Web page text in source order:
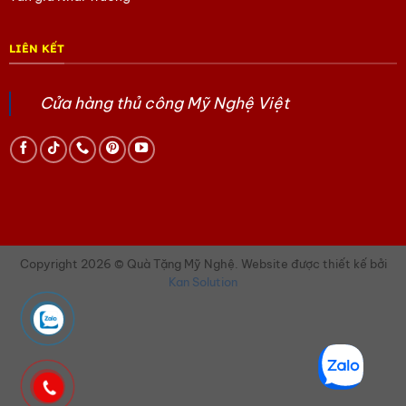
LIÊN KẾT
Cửa hàng thủ công Mỹ Nghệ Việt
Copyright 2026 © Quà Tặng Mỹ Nghệ. Website được thiết kế bởi
Kan Solution